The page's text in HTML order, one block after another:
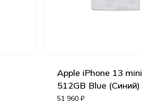
Корзина пуста.
Apple iPhone 13 mini
512GB Blue (Синий)
51 960 ₽